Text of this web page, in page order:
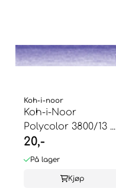
Koh-i-noor
Koh-i-Noor
Polycolor 3800/13 ...
20,-
På lager
Kjøp